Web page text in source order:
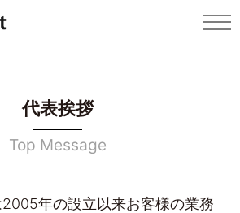
代表挨拶
Top Message
2005年の設立以来お客様の業務